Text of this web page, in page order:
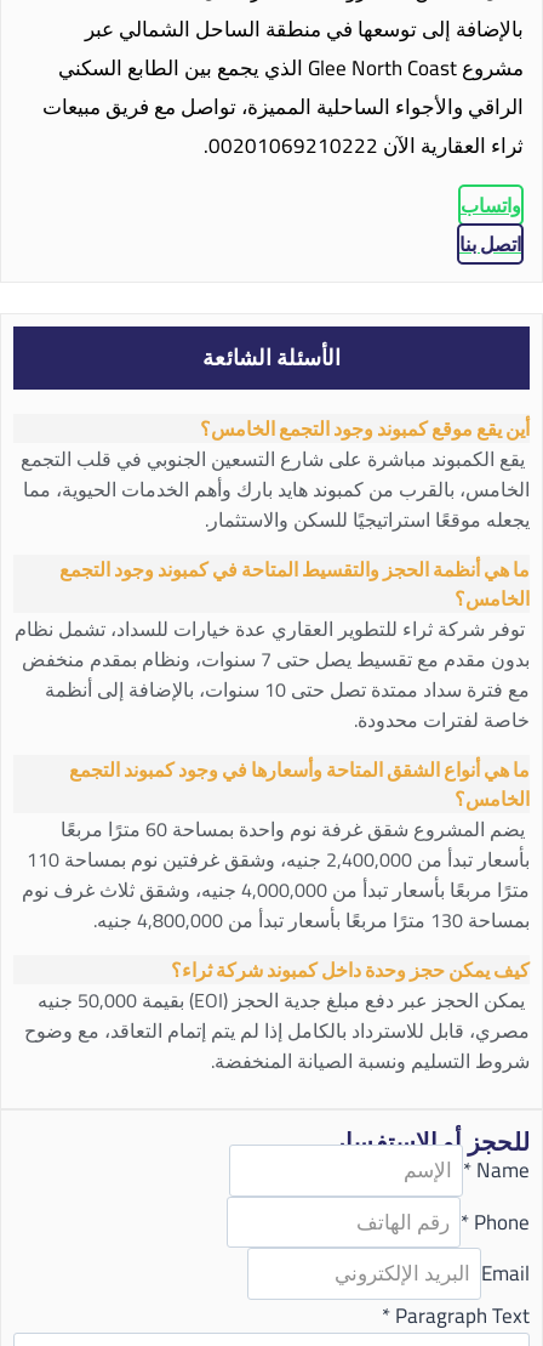
بالإضافة إلى توسعها في منطقة الساحل الشمالي عبر
مشروع Glee North Coast الذي يجمع بين الطابع السكني
الراقي والأجواء الساحلية المميزة، تواصل مع فريق مبيعات
ثراء العقارية الآن 00201069210222.
واتساب
اتصل بنا
الأسئلة الشائعة
أين يقع موقع كمبوند وجود التجمع الخامس؟
يقع الكمبوند مباشرة على شارع التسعين الجنوبي في قلب التجمع
الخامس، بالقرب من كمبوند هايد بارك وأهم الخدمات الحيوية، مما
يجعله موقعًا استراتيجيًا للسكن والاستثمار.
ما هي أنظمة الحجز والتقسيط المتاحة في كمبوند وجود التجمع
الخامس؟
توفر شركة ثراء للتطوير العقاري عدة خيارات للسداد، تشمل نظام
بدون مقدم مع تقسيط يصل حتى 7 سنوات، ونظام بمقدم منخفض
مع فترة سداد ممتدة تصل حتى 10 سنوات، بالإضافة إلى أنظمة
خاصة لفترات محدودة.
ما هي أنواع الشقق المتاحة وأسعارها في وجود كمبوند التجمع
الخامس؟
يضم المشروع شقق غرفة نوم واحدة بمساحة 60 مترًا مربعًا
بأسعار تبدأ من 2,400,000 جنيه، وشقق غرفتين نوم بمساحة 110
مترًا مربعًا بأسعار تبدأ من 4,000,000 جنيه، وشقق ثلاث غرف نوم
بمساحة 130 مترًا مربعًا بأسعار تبدأ من 4,800,000 جنيه.
كيف يمكن حجز وحدة داخل كمبوند شركة ثراء؟
يمكن الحجز عبر دفع مبلغ جدية الحجز (EOI) بقيمة 50,000 جنيه
مصري، قابل للاسترداد بالكامل إذا لم يتم إتمام التعاقد، مع وضوح
شروط التسليم ونسبة الصيانة المنخفضة.
للحجز أو الاستفسار
Name
*
Phone
*
Email
Paragraph Text
*